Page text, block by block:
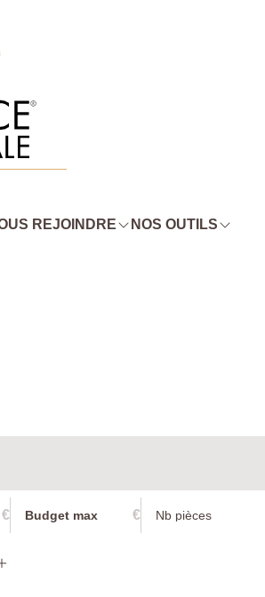
REJOINDRE NOS OUTILS
€ €